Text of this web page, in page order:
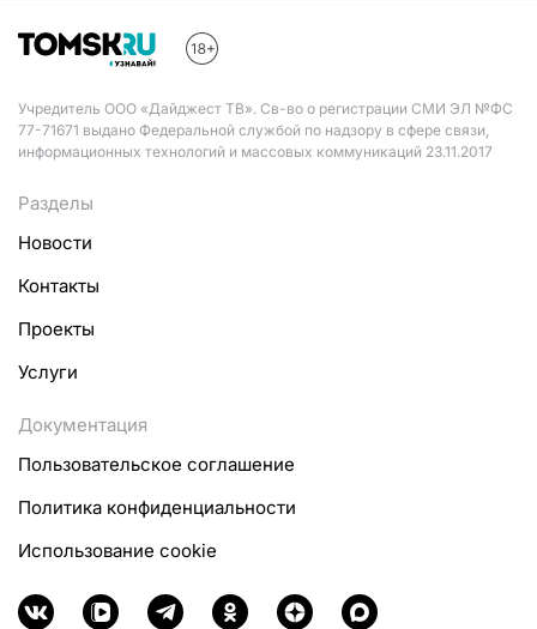
Учредитель ООО «Дайджест ТВ». Св-во о регистрации СМИ ЭЛ №ФС
77-71671 выдано Федеральной службой по надзору в сфере связи,
информационных технологий и массовых коммуникаций 23.11.2017
Разделы
Новости
Контакты
Проекты
Услуги
Документация
Пользовательское соглашение
Политика конфиденциальности
Использование cookie